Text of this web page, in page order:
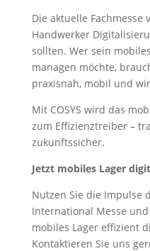
Die aktuelle Fachmesse
Handwerker
sollten. Wer sein
managen möchte,
praxisnah, mobil und
Mit COSYS wird das
zum Effizienztreiber –
zukunftssicher.
Jetzt mobiles Lager
Nutzen Sie die Impulse
International Messe
mobiles Lager effizient
Kontaktieren Sie uns